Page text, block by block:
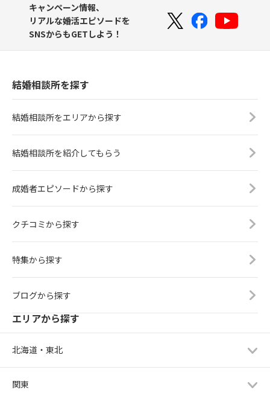
キャンペーン情報、
リアルな婚活エピソードを
SNSからもGETしよう！
結婚相談所を探す
結婚相談所をエリアから探す
結婚相談所を紹介してもらう
成婚者エピソードから探す
クチコミから探す
特集から探す
ブログから探す
エリアから探す
北海道・東北
関東